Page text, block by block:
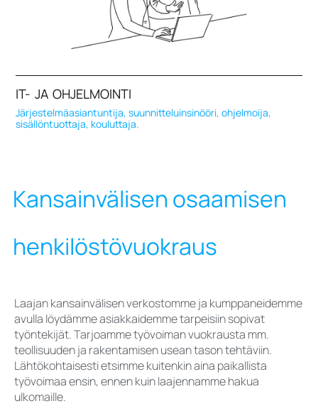
IT- JA OHJELMOINTI
Järjestelmäasiantuntija, suunnitteluinsinööri, ohjelmoija,
sisällöntuottaja, kouluttaja.
Kansainvälisen osaamisen
henkilöstövuokraus
Laajan kansainvälisen verkostomme ja kumppaneidemme
avulla löydämme asiakkaidemme tarpeisiin sopivat
työntekijät. Tarjoamme työvoiman vuokrausta mm.
teollisuuden ja rakentamisen usean tason tehtäviin.
Lähtökohtaisesti etsimme kuitenkin aina paikallista
työvoimaa ensin, ennen kuin laajennamme hakua
ulkomaille.